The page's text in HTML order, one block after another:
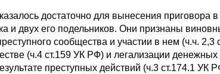
достаточно для вынесения приговора в
и двух его подельников. Они признаны
сообщества и участии в нем (ч.ч. 2,3
(ч.4 ст.159 УК РФ) и легализации денежных
преступных действий (ч.3 ст.174.1 УК